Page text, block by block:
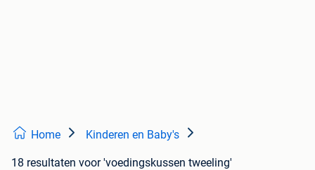
Home Kinderen en Baby's
18 resultaten voor 'voedingskussen tweeling'